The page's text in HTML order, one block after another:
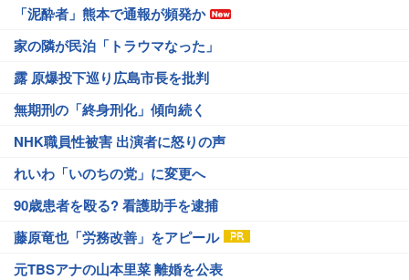
「泥酔者」熊本で通報が頻発か
家の隣が民泊「トラウマなった」
露 原爆投下巡り広島市長を批判
無期刑の「終身刑化」傾向続く
NHK職員性被害 出演者に怒りの声
れいわ「いのちの党」に変更へ
90歳患者を殴る? 看護助手を逮捕
藤原竜也「労務改善」をアピール
元TBSアナの山本里菜 離婚を公表